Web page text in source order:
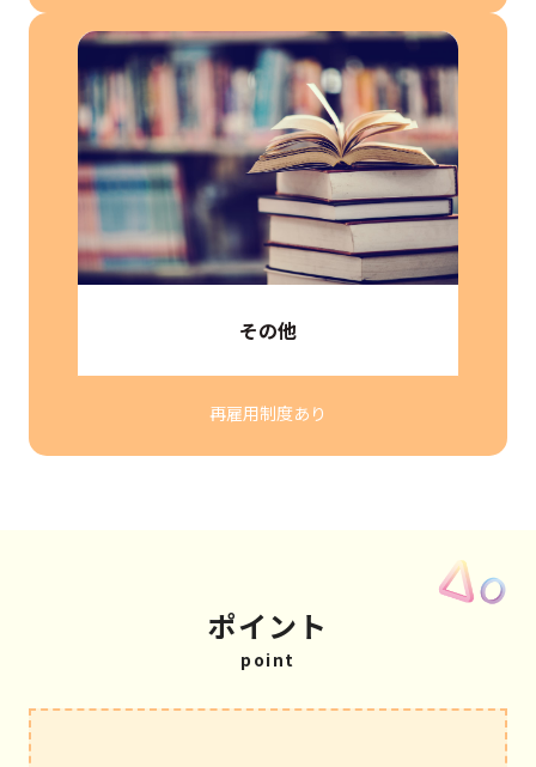
その他
再雇用制度あり
ポイント
point